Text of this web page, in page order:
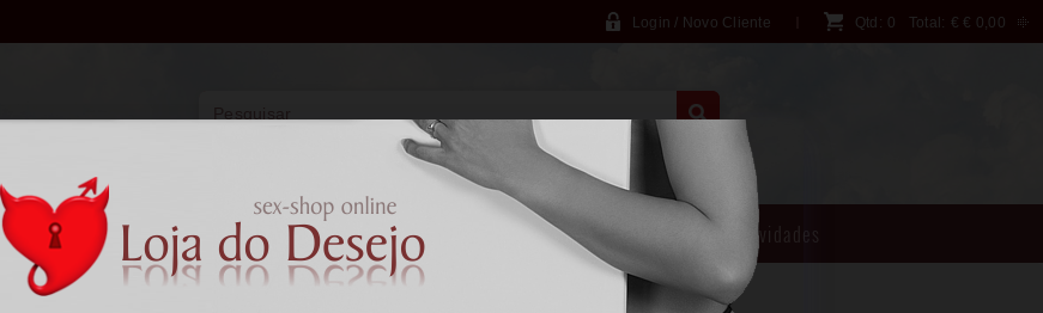
Login / Novo Cliente Qtd: 0 Total: € € 0,00
PESQUISA AVANÇADA
Vibradores Lingerie Farmácia Brincadeiras Novidades
Farmácia